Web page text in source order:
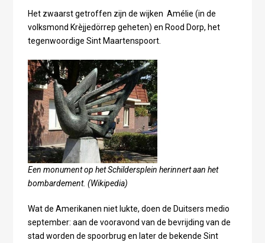
Het zwaarst getroffen zijn de wijken Amélie (in de
volksmond Krèjjedörrep geheten) en Rood Dorp, het
tegenwoordige Sint Maartenspoort.
Een monument op het Schildersplein herinnert aan het
bombardement. (Wikipedia)
Wat de Amerikanen niet lukte, doen de Duitsers medio
september: aan de vooravond van de bevrijding van de
stad worden de spoorbrug en later de bekende Sint